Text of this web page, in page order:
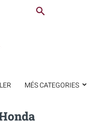
MÉS CATEGORIES